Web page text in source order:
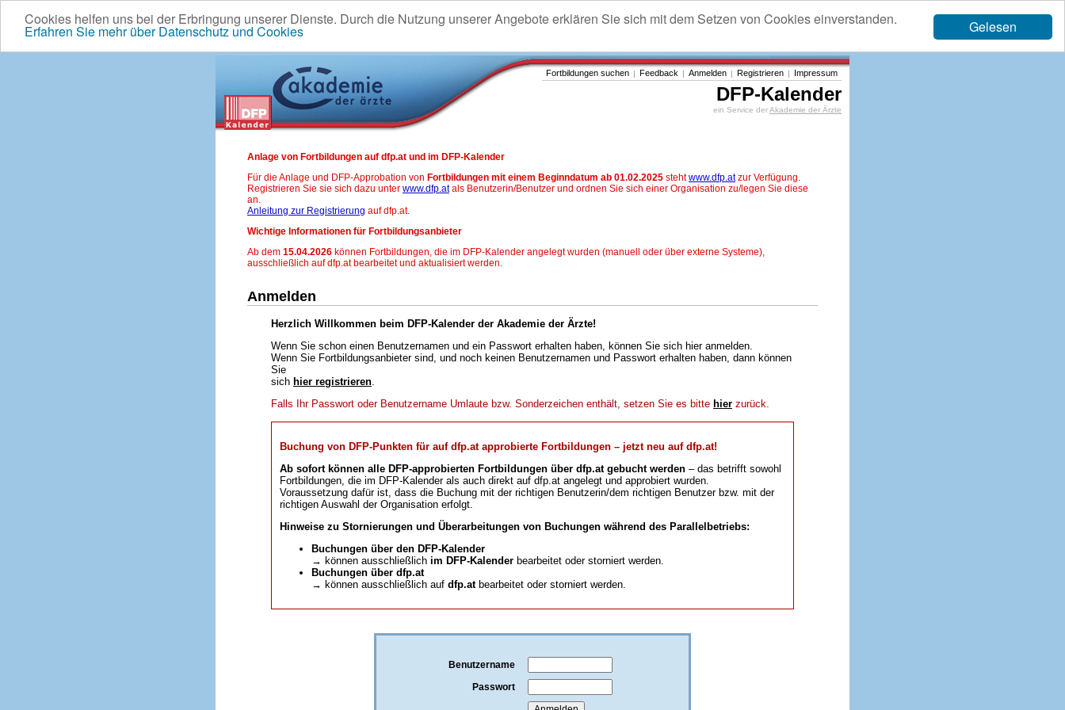
Gelesen
Cookies helfen uns bei der Erbringung unserer Dienste. Durch die Nutzung unserer Angebote erklären Sie sich mit dem Setzen von Cookies einverstanden.
Erfahren Sie mehr über Datenschutz und Cookies
Fortbildungen suchen | Feedback | Anmelden | Registrieren | Impressum
DFP-Kalender
ein Service derAkademie der Ärzte
Anlage von Fortbildungen auf dfp.at und im DFP-Kalender
Für die Anlage und DFP-Approbation von Fortbildungen mit einem Beginndatum ab 01.02.2025 stehtwww.dfp.atzur Verfügung.
Registrieren Sie sie sich dazu unter www.dfp.atals Benutzerin/Benutzer und ordnen Sie sich einer Organisation zu/legen Sie diese
an.
Anleitung zur Registrierung auf dfp.at.
Wichtige Informationen für Fortbildungsanbieter
Ab dem 15.04.2026 können Fortbildungen, die im DFP-Kalender angelegt wurden (manuell oder über externe Systeme),
ausschließlich auf dfp.at bearbeitet und aktualisiert werden.
Anmelden
Herzlich Willkommen beim DFP-Kalender der Akademie der Ärzte!
Wenn Sie schon einen Benutzernamen und ein Passwort erhalten haben, können Sie sich hier anmelden.
Wenn Sie Fortbildungsanbieter sind, und noch keinen Benutzernamen und Passwort erhalten haben, dann können
Sie
sich hier registrieren.
Falls Ihr Passwort oder Benutzername Umlaute bzw. Sonderzeichen enthält, setzen Sie es bitte hier zurück.
Buchung von DFP-Punkten für auf dfp.at approbierte Fortbildungen – jetzt neu auf dfp.at!
Ab sofort können alle DFP-approbierten Fortbildungen über dfp.at gebucht werden – das betrifft sowohl
Fortbildungen, die im DFP-Kalender als auch direkt auf dfp.at angelegt und approbiert wurden.
Voraussetzung dafür ist, dass die Buchung mit der richtigen Benutzerin/dem richtigen Benutzer bzw. mit der
richtigen Auswahl der Organisation erfolgt.
Hinweise zu Stornierungen und Überarbeitungen von Buchungen während des Parallelbetriebs:
Buchungen über den DFP-Kalender
→ können ausschließlich im DFP-Kalender bearbeitet oder storniert werden.
Buchungen über dfp.at
→ können ausschließlich auf dfp.atbearbeitet oder storniert werden.
Benutzername
Passwort